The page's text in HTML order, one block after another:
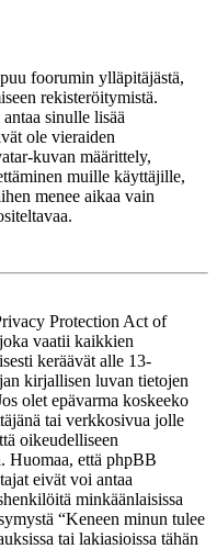
foorumin ylläpitäjästä,
rekisteröitymistä.
sinulle lisää
ole vieraiden
kuvan määrittely,
muille käyttäjille,
menee aikaa vain
Protection Act of
vaatii kaikkien
keräävät alle 13-
kirjallisen luvan tietojen
olet epävarma koskeeko
tai verkkosivua jolle
oikeudelliseen
Huomaa, että phpBB
eivät voi antaa
minkäänlaisissa
“Keneen minun tulee
tai lakiasioissa tähän